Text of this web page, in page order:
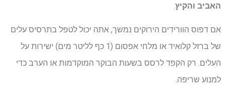
האביב והקיץ.
אם דפוס הוורידים הירוקים נמשך, אתה יכול לטפל בתרסיס עלים
של ברזל קלואיד או מלחי אפסום (1 ​​כף לליטר מים) ישירות על
העלים. רק הקפד לרסס בשעות הבוקר המוקדמות או הערב כדי
למנוע שריפה.